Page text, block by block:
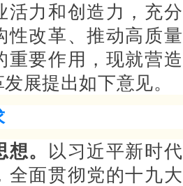
活力和创造力，充
性改革、推动高质
重要作用，现就营
展提出如下意见。
。 以习近平新时
全面贯彻党的十九